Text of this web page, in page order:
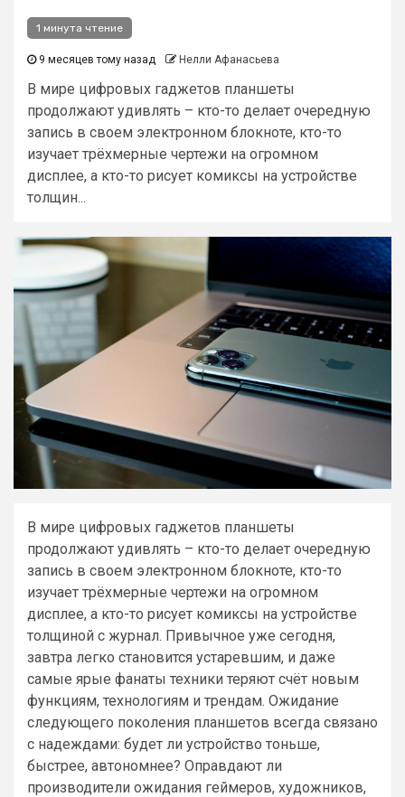
1 минута чтение
9 месяцев тому назад Нелли Афанасьева
В мире цифровых гаджетов планшеты
продолжают удивлять – кто-то делает очередную
запись в своем электронном блокноте, кто-то
изучает трёхмерные чертежи на огромном
дисплее, а кто-то рисует комиксы на устройстве
толщин...
В мире цифровых гаджетов планшеты
продолжают удивлять – кто-то делает очередную
запись в своем электронном блокноте, кто-то
изучает трёхмерные чертежи на огромном
дисплее, а кто-то рисует комиксы на устройстве
толщиной с журнал. Привычное уже сегодня,
завтра легко становится устаревшим, и даже
самые ярые фанаты техники теряют счёт новым
функциям, технологиям и трендам. Ожидание
следующего поколения планшетов всегда связано
с надеждами: будет ли устройство тоньше,
быстрее, автономнее? Оправдают ли
производители ожидания геймеров, художников,